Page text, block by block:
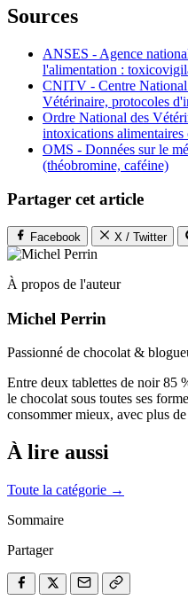
Sources
ANSES - Agence
l'alimentation :
CNITV - Centre
Vétérinaire, protocoles
Ordre National des
intoxications alimentaires
OMS - Données sur le
(théobromine, caféine)
Partager cet article
Facebook X / Twitter
À propos de l'auteur
Michel Perrin
Passionné de chocolat &
Entre deux tablettes de noir 85
le chocolat sous toutes ses
consommer mieux, avec plus
À lire aussi
Toute la catégorie →
Sommaire
Partager